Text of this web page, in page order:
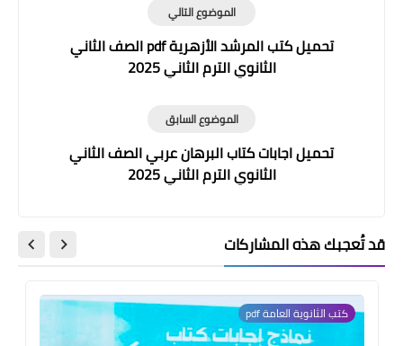
الموضوع التالي
تحميل كتب المرشد الأزهرية pdf الصف الثاني
الثانوي الترم الثاني 2025
الموضوع السابق
تحميل اجابات كتاب البرهان عربي الصف الثاني
الثانوي الترم الثاني 2025
قد تُعجبك هذه المشاركات
كتب الثانوية العامة pdf